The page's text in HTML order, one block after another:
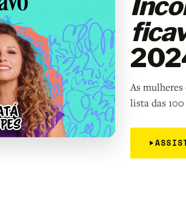
As mulheres
lista das